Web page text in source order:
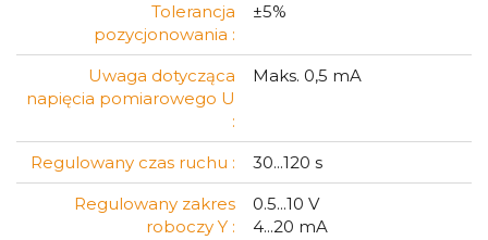
Tolerancja
pozycjonowania :
±5%
Uwaga dotycząca
napięcia pomiarowego U
:
Maks. 0,5 mA
Regulowany czas ruchu :
30...120 s
Regulowany zakres
roboczy Y :
0.5...10 V
4...20 mA